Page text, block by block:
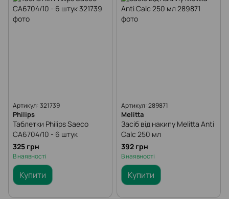
Артикул: 321739
Philips
Таблетки Philips Saeco
CA6704/10 - 6 штук
325 грн
В наявності
Купити
Артикул: 289871
Melitta
Засіб від накипу Melitta Anti
Calc 250 мл
392 грн
В наявності
Купити